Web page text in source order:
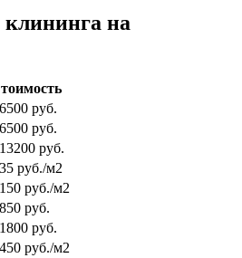
на
руб.
руб.
руб.
руб./м2
руб./м2
руб.
руб.
руб./м2